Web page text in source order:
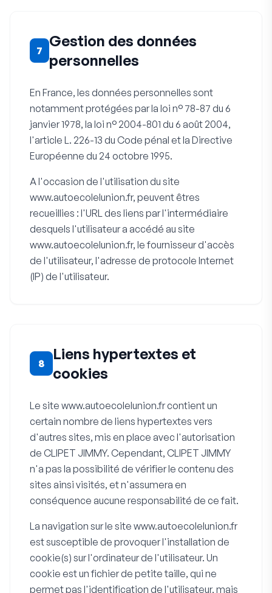
7
Gestion des données
personnelles
En France, les données personnelles sont
notamment protégées par la loi n° 78-87 du 6
janvier 1978, la loi n° 2004-801 du 6 août 2004,
l'article L. 226-13 du Code pénal et la Directive
Européenne du 24 octobre 1995.
A l'occasion de l'utilisation du site
www.autoecolelunion.fr, peuvent êtres
recueillies : l'URL des liens par l'intermédiaire
desquels l'utilisateur a accédé au site
www.autoecolelunion.fr, le fournisseur d'accès
de l'utilisateur, l'adresse de protocole Internet
(IP) de l'utilisateur.
8
Liens hypertextes et
cookies
Le site www.autoecolelunion.fr contient un
certain nombre de liens hypertextes vers
d'autres sites, mis en place avec l'autorisation
de CLIPET JIMMY. Cependant, CLIPET JIMMY
n'a pas la possibilité de vérifier le contenu des
sites ainsi visités, et n'assumera en
conséquence aucune responsabilité de ce fait.
La navigation sur le site www.autoecolelunion.fr
est susceptible de provoquer l'installation de
cookie(s) sur l'ordinateur de l'utilisateur. Un
cookie est un fichier de petite taille, qui ne
permet pas l'identification de l'utilisateur, mais